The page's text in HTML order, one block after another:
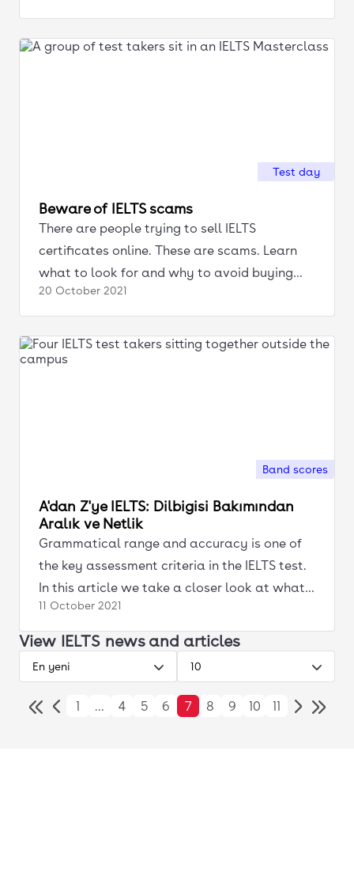
Test day
Beware of IELTS scams
There are people trying to sell IELTS
certificates online. These are scams. Learn
what to look for and why to avoid buying
fake cetificates.
20 October 2021
Band scores
A'dan Z'ye IELTS: Dilbigisi Bakımından
Aralık ve Netlik
Grammatical range and accuracy is one of
the key assessment criteria in the IELTS test.
In this article we take a closer look at what
exactly it constitutes.
11 October 2021
View IELTS news and articles
En yeni 10
1 ... 4 5 6 7 8 9 10 11